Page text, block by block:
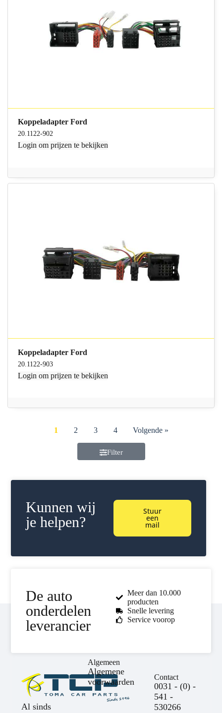
Koppeladapter Ford
20.1122-902
Login om prijzen te bekijken
Koppeladapter Ford
20.1122-903
Login om prijzen te bekijken
1 2 3 4 Volgende »
Filter
Kunnen wij
je helpen?
Stuur
een
mail
De auto
onderdelen
leverancier
Meer dan 10.000
producten
Snelle levering
Service voorop
Al sinds
Algemeen
Algemene
voorwaarden
Contact
0031 - (0) -
541 -
530266